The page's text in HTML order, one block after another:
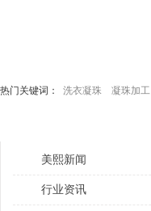
热门关键词： 洗衣凝珠 凝珠加工
美熙新闻
行业资讯